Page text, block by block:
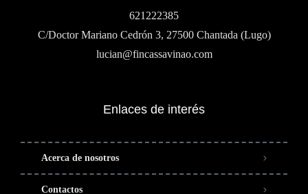
621222385
C/Doctor Mariano Cedrón 3, 27500 Chantada (Lugo)
lucian@fincassavinao.com
Enlaces de interés
Acerca de nosotros
Contactos